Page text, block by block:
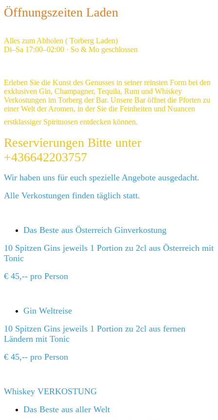
Öffnungszeiten Laden
Alles zum Abholen ( Torberg Laden)
Di–Sa 17:00–02:00 · So & Mo geschlossen
Erleben Sie die Kunst des Genusses in seiner reinsten Form bei den
exklusiven Gin, Champagner, Tequila, Rum und Whiskey
Verkostungen im Torberg der Bar. Unsere Bar öffnet die Pforten zu
einer Welt der Aromen, in der Sie die Feinheiten und Nuancen
erstklassiger Spirituosen entdecken können.
Reservierungen Bitte unter
+436642203757
Wir haben uns für euch spezielle Angebote ausgedacht.
Alle Verkostungen finden täglich statt.
Das Beste aus Österreich Ginverkostung
10 Spitzen Gins jeweils 1 Portion zu 2cl aus Österreich mit
Tonic
€ 45,-- pro Person
Gin Weltreise
10 Spitzen Gins jeweils 1 Portion zu 2cl aus fernen
Ländern mit Tonic
€ 45,-- pro Person
Whiskey VERKOSTUNG
Das Beste aus aller Welt